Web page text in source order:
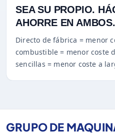
SEA SU PROPIO.
AHORRE EN AMBOS.
Directo de fábrica = menor
combustible = menor coste
sencillas = menor coste a
GRUPO DE